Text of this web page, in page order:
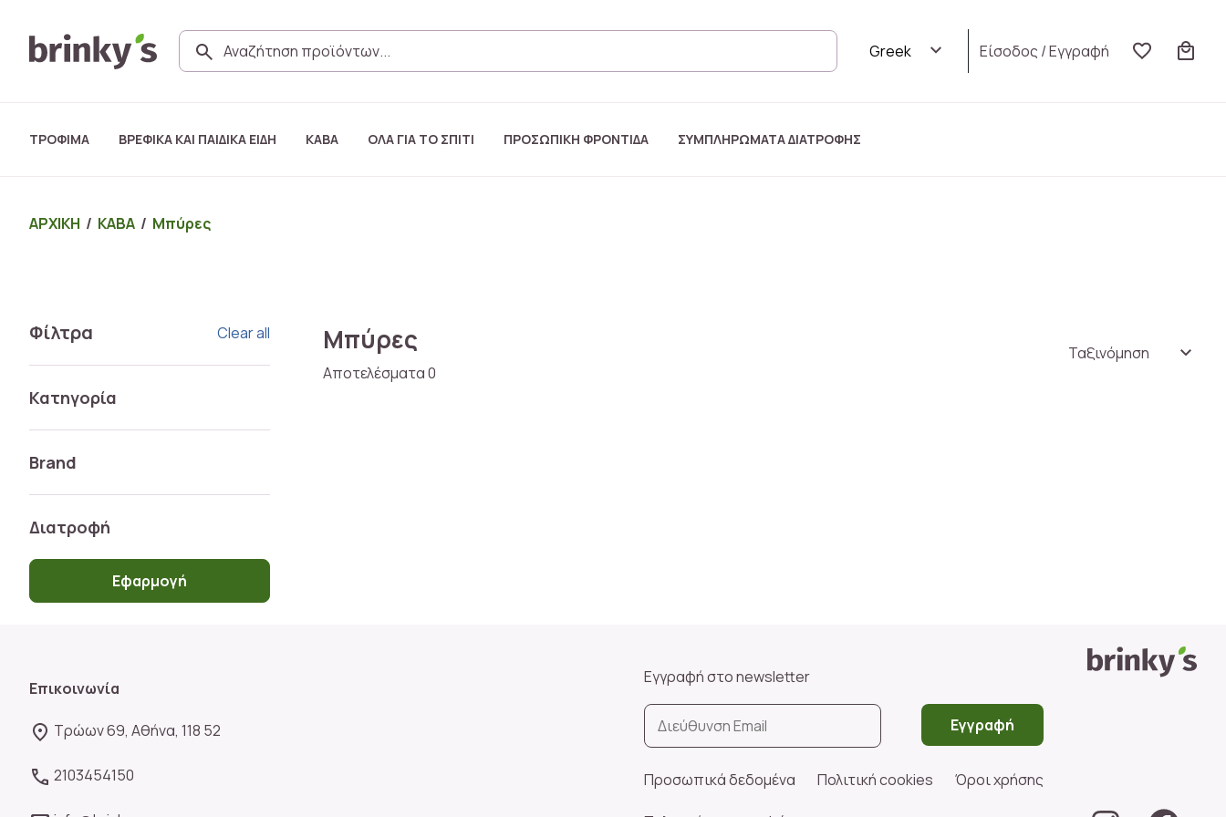
Είσοδος /Εγγραφή
ΤΡΟΦΙΜΑ ΒΡΕΦΙΚΑ ΚΑΙ ΠΑΙΔΙΚΑ ΕΙΔΗ ΚΑΒΑ ΟΛΑ ΓΙΑ ΤΟ ΣΠΙΤΙ ΠΡΟΣΩΠΙΚΗ ΦΡΟΝΤΙΔΑ ΣΥΜΠΛΗΡΩΜΑΤΑ ΔΙΑΤΡΟΦΗΣ
ΑΡΧΙΚΗ / ΚΑΒΑ / Μπύρες
Φίλτρα Clear all
Κατηγορία
Brand
Διατροφή
Εφαρμογή
Μπύρες
Αποτελέσματα 0
Επικοινωνία
Τρώων 69, Αθήνα, 118 52
2103454150
Εγγραφή στο newsletter
Εγγραφή
Προσωπικά δεδομένα Πολιτική cookies Όροι χρήσης